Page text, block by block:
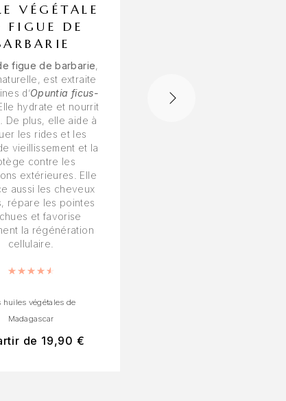
VÉGÉTALE
FIGUE DE
figue de barbarie,
est extraite
d’Opuntia ficus-
hydrate et nourrit
De plus, elle aide à
les rides et les
vieillissement et la
contre les
extérieures. Elle
aussi les cheveux
répare les pointes
et favorise
la régénération
cellulaire.
huiles végétales de
Madagascar
de 19,90 €
de Madagascar 100 %